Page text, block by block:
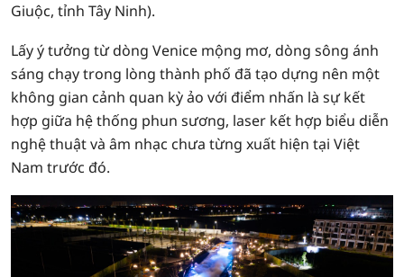
Giuộc, tỉnh Tây Ninh).
Lấy ý tưởng từ dòng Venice mộng mơ, dòng sông ánh
sáng chạy trong lòng thành phố đã tạo dựng nên một
không gian cảnh quan kỳ ảo với điểm nhấn là sự kết
hợp giữa hệ thống phun sương, laser kết hợp biểu diễn
nghệ thuật và âm nhạc chưa từng xuất hiện tại Việt
Nam trước đó.